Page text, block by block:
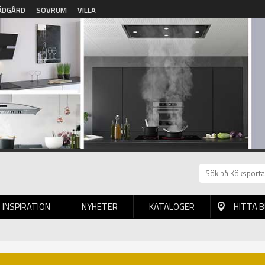
SOVRUM VILLA
INSPIRATION NYHETER KATALOGER HITTA